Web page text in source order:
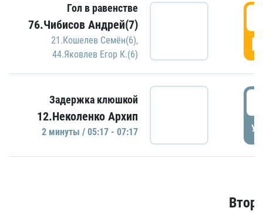
Гол в равенстве
76.Чибисов Андрей(7)
21.Кошелев Семён(6),
44.Яковлев Егор К.(6)
Задержка клюшкой
12.Неколенко Архип
2 минуты / 05:17 - 07:17